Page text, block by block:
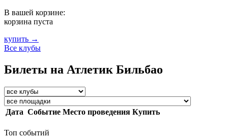
В вашей корзине:
корзина пуста
купить →
Все клубы
Билеты на Атлетик Бильбао
Дата Событие Место проведения Купить
Топ событий